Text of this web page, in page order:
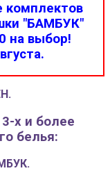
комплектов
"БАМБУК"
на выбор!
х и более
белья: